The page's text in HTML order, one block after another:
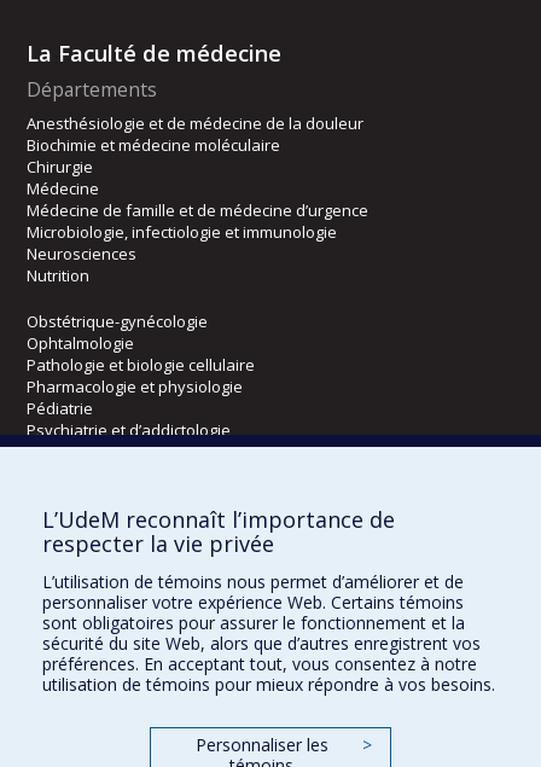
La Faculté de médecine
Départements
Anesthésiologie et de médecine de la douleur
Biochimie et médecine moléculaire
Chirurgie
Médecine
Médecine de famille et de médecine d’urgence
Microbiologie, infectiologie et immunologie
Neurosciences
Nutrition
Obstétrique-gynécologie
Ophtalmologie
Pathologie et biologie cellulaire
Pharmacologie et physiologie
Pédiatrie
Psychiatrie et d’addictologie
Radiologie, radio-oncologie et médecine nucléaire
Écoles
Orthophonie et audiologie
Réadaptation
Directions
L’UdeM reconnaît l’importance de
respecter la vie privée
L’utilisation de témoins nous permet d’améliorer et de
personnaliser votre expérience Web. Certains témoins
sont obligatoires pour assurer le fonctionnement et la
sécurité du site Web, alors que d’autres enregistrent vos
préférences. En acceptant tout, vous consentez à notre
utilisation de témoins pour mieux répondre à vos besoins.
Personnaliser les
>